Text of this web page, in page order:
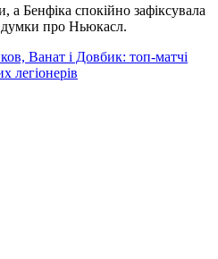
а Бенфіка спокійно зафіксувала
думки про Ньюкасл.
Ванат і Довбик: топ-матчі
легіонерів